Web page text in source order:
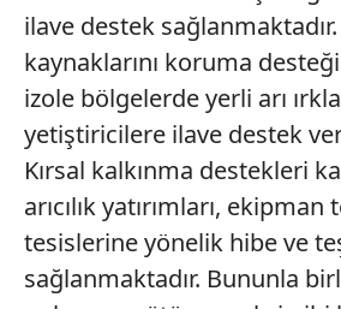
için Ayarlar butonuna tıklayabilir,
Metnimizi ziyaret edebilirsiniz.
6698 sayılı Kişisel Verilerin
hazırlanmış Aydınlatma Metnimizi
ilgili mevzuata uygun olarak
almak için lütfentıklayınız.
ilave destek
kaynaklarını koruma desteği
izole bölgelerde yerli arı
yetiştiricilere ilave destek
Kırsal kalkınma destekleri
arıcılık yatırımları,
tesislerine yönelik hibe ve
sağlanmaktadır. Bununla